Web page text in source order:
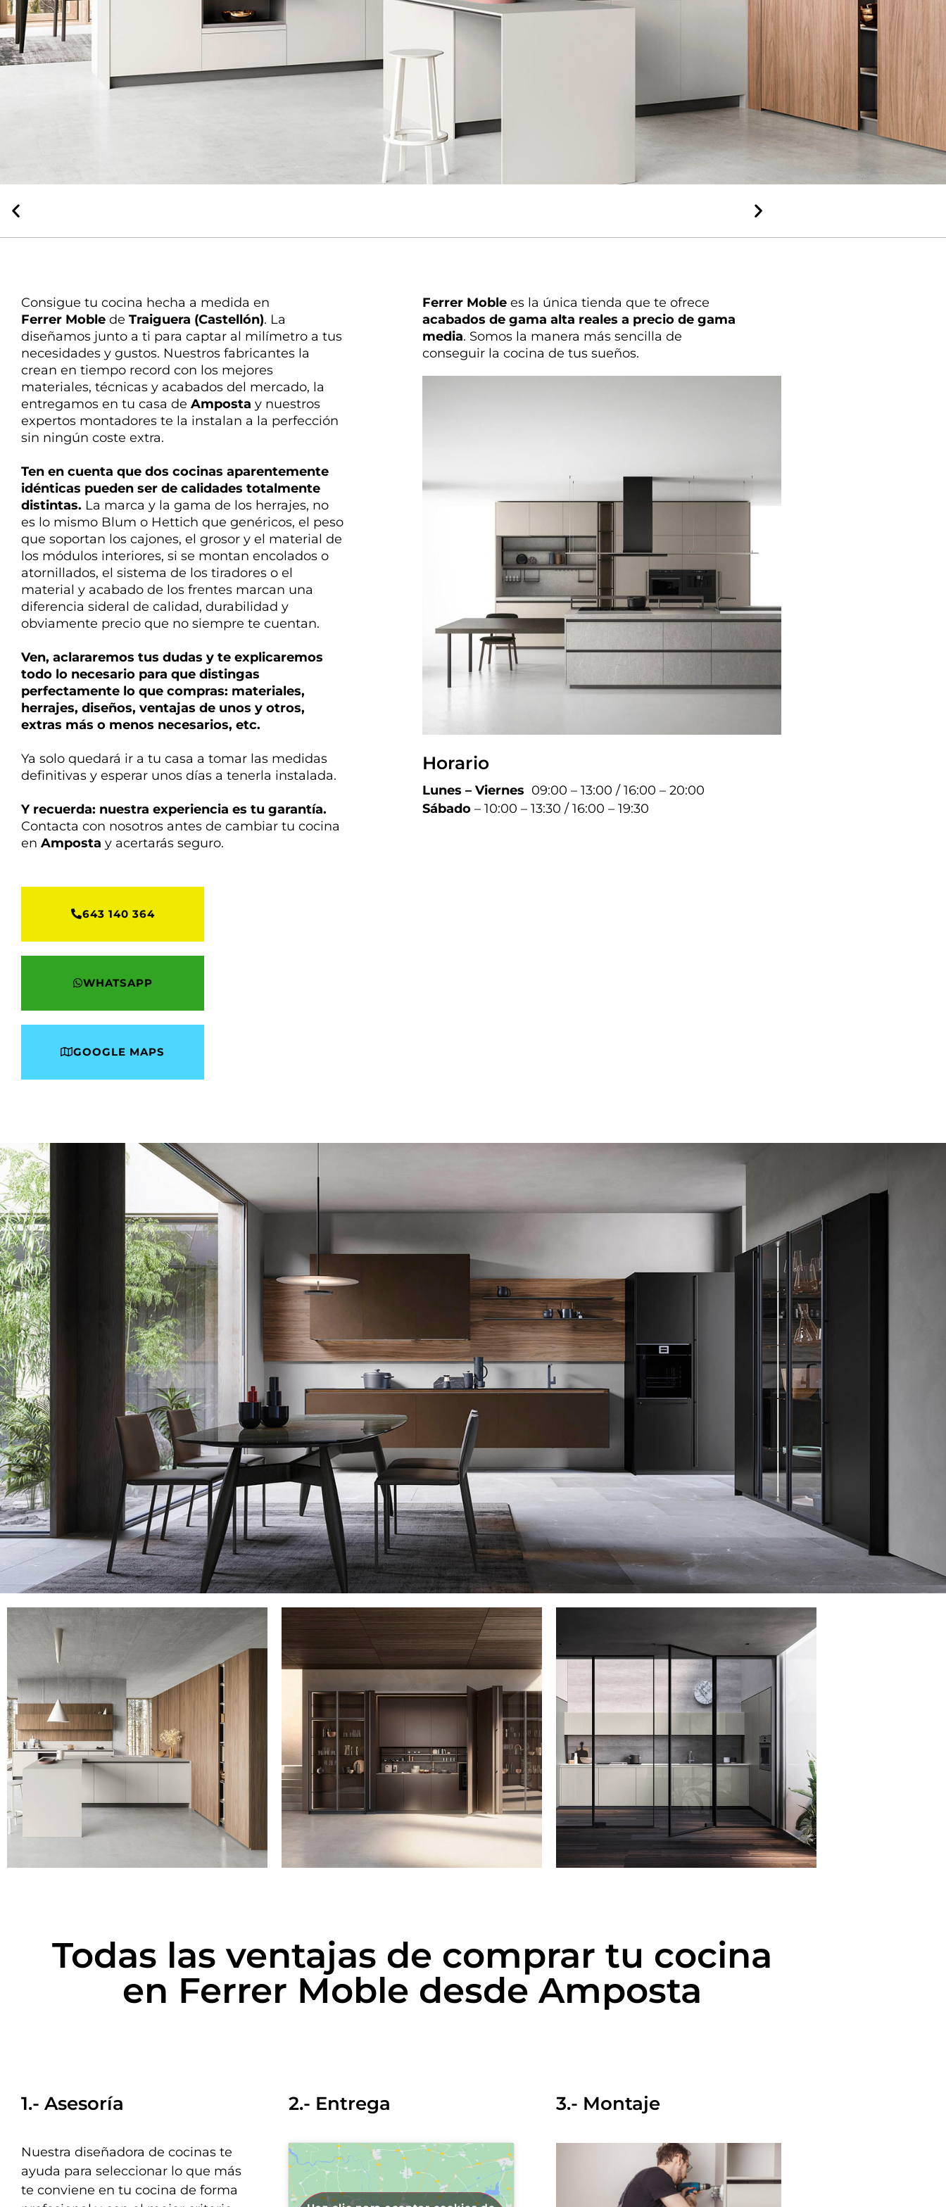
Consigue tu cocina hecha a medida en
Ferrer Moble de Traiguera (Castellón). La
diseñamos junto a ti para captar al milímetro a tus
necesidades y gustos. Nuestros fabricantes la
crean en tiempo record con los mejores
materiales, técnicas y acabados del mercado, la
entregamos en tu casa de Amposta y nuestros
expertos montadores te la instalan a la perfección
sin ningún coste extra.
Ten en cuenta que dos cocinas aparentemente
idénticas pueden ser de calidades totalmente
distintas. La marca y la gama de los herrajes, no
es lo mismo Blum o Hettich que genéricos, el peso
que soportan los cajones, el grosor y el material de
los módulos interiores, si se montan encolados o
atornillados, el sistema de los tiradores o el
material y acabado de los frentes marcan una
diferencia sideral de calidad, durabilidad y
obviamente precio que no siempre te cuentan.
Ven, aclararemos tus dudas y te explicaremos
todo lo necesario para que distingas
perfectamente lo que compras: materiales,
herrajes, diseños, ventajas de unos y otros,
extras más o menos necesarios, etc.
Ya solo quedará ir a tu casa a tomar las medidas
definitivas y esperar unos días a tenerla instalada.
Y recuerda: nuestra experiencia es tu garantía.
Contacta con nosotros antes de cambiar tu cocina
en Amposta y acertarás seguro.
643 140 364
WHATSAPP
GOOGLE MAPS
Ferrer Moble es la única tienda que te ofrece
acabados de gama alta reales a precio de gama
media. Somos la manera más sencilla de
conseguir la cocina de tus sueños.
Horario
Lunes – Viernes 09:00 – 13:00 / 16:00 – 20:00
Sábado – 10:00 – 13:30 / 16:00 – 19:30
Todas las ventajas de comprar tu cocina
en Ferrer Moble desde Amposta
1.- Asesoría
Nuestra diseñadora de cocinas te
ayuda para seleccionar lo que más
te conviene en tu cocina de forma
2.- Entrega 3.- Montaje